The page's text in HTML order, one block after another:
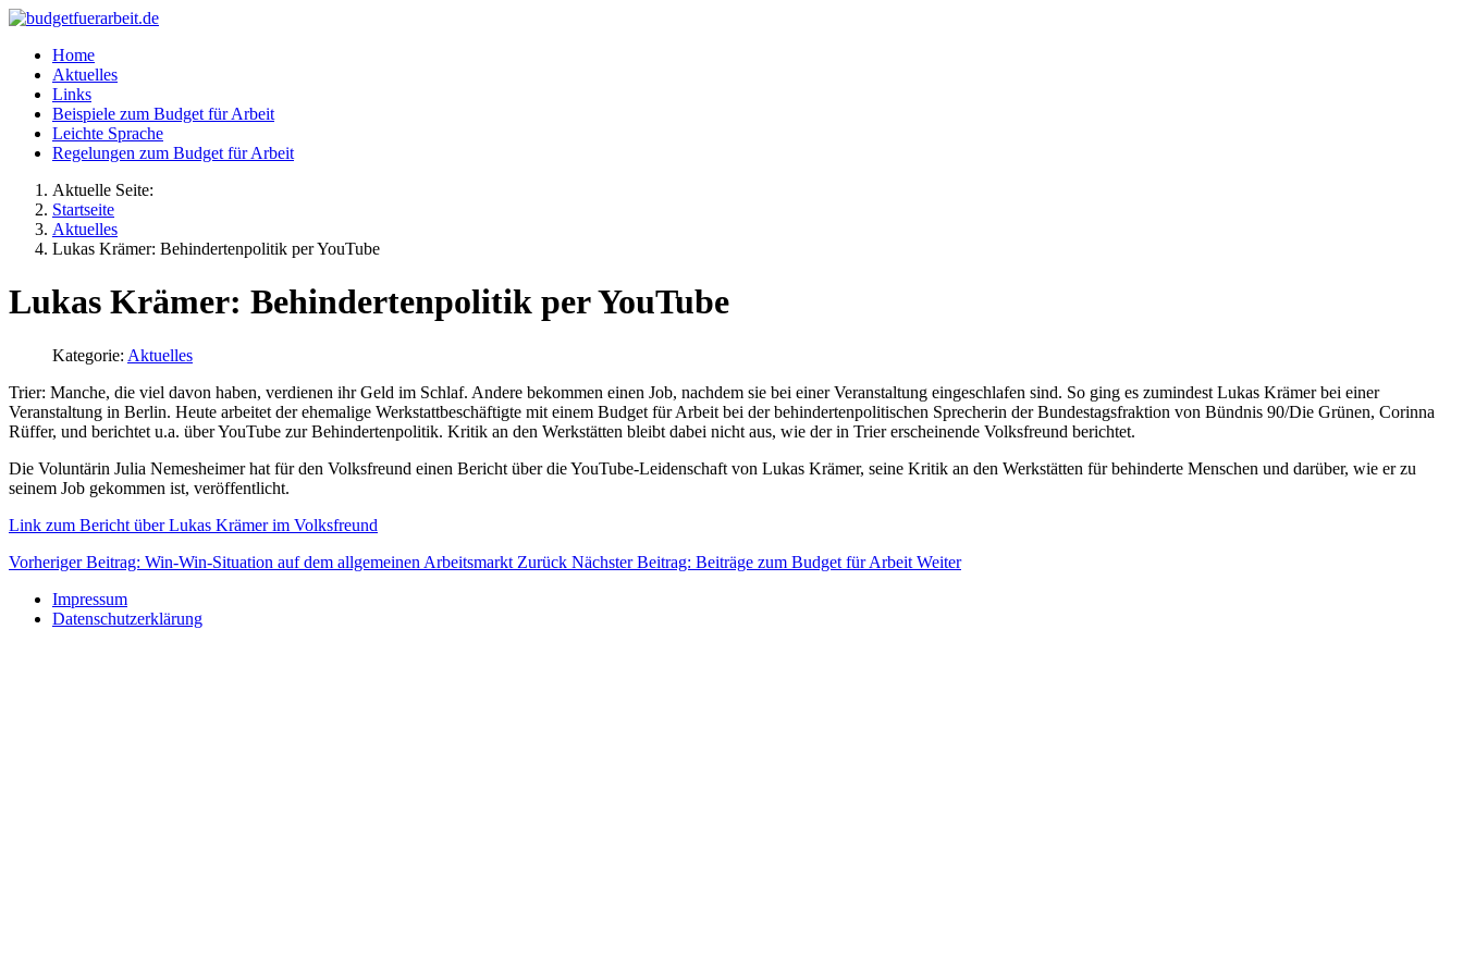
Home
Aktuelles
Links
Beispiele zum Budget für Arbeit
Leichte Sprache
Regelungen zum Budget für Arbeit
Aktuelle Seite:
Startseite
Aktuelles
Lukas Krämer: Behindertenpolitik per YouTube
Lukas Krämer: Behindertenpolitik per YouTube
Kategorie: Aktuelles
Trier: Manche, die viel davon haben, verdienen ihr Geld im Schlaf. Andere bekommen einen Job, nachdem sie bei einer Veranstaltung eingeschlafen sind. So ging es zumindest Lukas Krämer bei einer
Veranstaltung in Berlin. Heute arbeitet der ehemalige Werkstattbeschäftigte mit einem Budget für Arbeit bei der behindertenpolitischen Sprecherin der Bundestagsfraktion von Bündnis 90/Die Grünen, Corinna
Rüffer, und berichtet u.a. über YouTube zur Behindertenpolitik. Kritik an den Werkstätten bleibt dabei nicht aus, wie der in Trier erscheinende Volksfreund berichtet.
Die Voluntärin Julia Nemesheimer hat für den Volksfreund einen Bericht über die YouTube-Leidenschaft von Lukas Krämer, seine Kritik an den Werkstätten für behinderte Menschen und darüber, wie er zu
seinem Job gekommen ist, veröffentlicht.
Link zum Bericht über Lukas Krämer im Volksfreund
Vorheriger Beitrag: Win-Win-Situation auf dem allgemeinen Arbeitsmarkt Zurück Nächster Beitrag: Beiträge zum Budget für Arbeit Weiter
Impressum
Datenschutzerklärung